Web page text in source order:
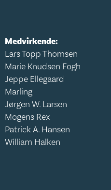
Medvirkende:
Lars Topp Thomsen
Marie Knudsen Fogh
Jeppe Ellegaard
Marling
Jørgen W. Larsen
Mogens Rex
Patrick A. Hansen
William Halken